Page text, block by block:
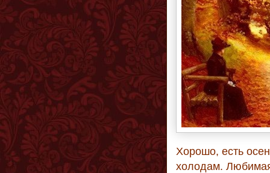
Хорошо, есть
холодам.